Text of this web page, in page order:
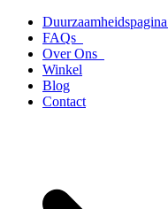
naar
inhoud
Duurzaamheidspagina
FAQs
Over Ons
Winkel
Blog
Contact